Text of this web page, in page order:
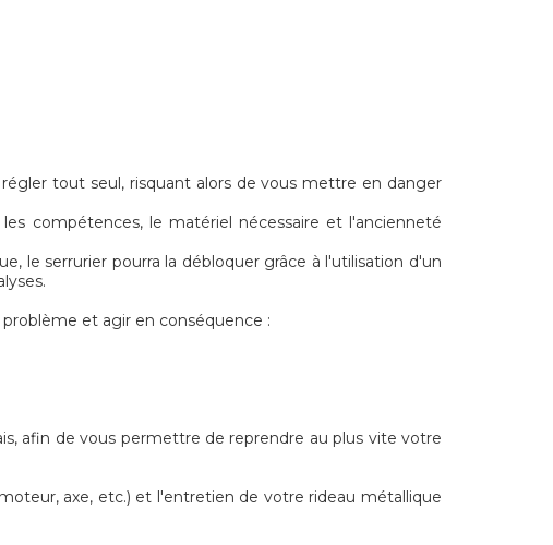
tout seul, risquant alors de vous mettre en danger
compétences, le matériel nécessaire et l'ancienneté
le serrurier pourra la débloquer grâce à l'utilisation d'un
et agir en conséquence :
afin de vous permettre de reprendre au plus vite votre
axe, etc.) et l'entretien de votre rideau métallique